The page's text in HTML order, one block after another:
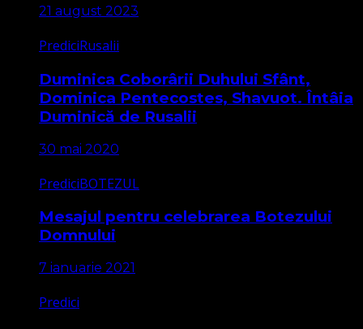
21 august 2023
PrediciRusalii
Duminica Coborârii Duhului Sfânt,
Dominica Pentecostes, Shavuot. Întâia
Duminică de Rusalii
30 mai 2020
PrediciBOTEZUL
Mesajul pentru celebrarea Botezului
Domnului
7 ianuarie 2021
Predici